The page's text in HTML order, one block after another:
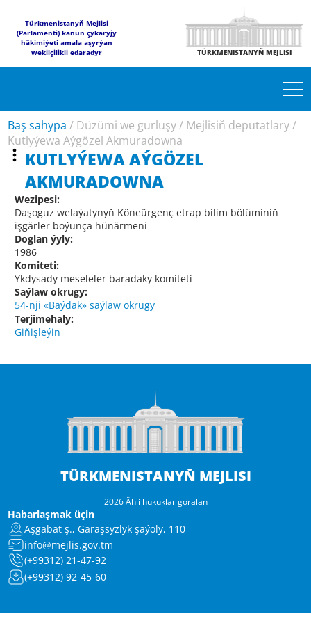
Türkmenistanyň Mejlisi
(Parlamenti) kanun çykaryjy
häkimiýeti amala aşyrýan
wekilçilikli edaradyr
TÜRKMENISTANYŇ MEJLISI
Baş sahypa / Düzümi we gurluşy/ Mejlisiň deputatlary/
Kutlyýewa Aýgözel Akmuradowna
KUTLYÝEWA AÝGÖZEL
AKMURADOWNA
Wezipesi:
Daşoguz welaýatynyň Köneürgenç etrap bilim bölüminiň
işgärler boýunça hünärmeni
Doglan ýyly:
1986
Komiteti:
Ykdysady meseleler baradaky komiteti
Saýlaw okrugy:
54-nji «Baýdak» saýlaw okrugy
Terjimehaly:
Giňişleýin
TÜRKMENISTANYŇ MEJLISI
2026 Ähli hukuklar goralan
Habarlaşmak üçin
Aşgabat ş., Garaşsyzlyk şaýoly, 110
info@mejlis.gov.tm
(+99312) 21-47-92
(+99312) 92-45-60